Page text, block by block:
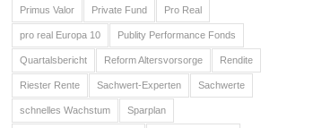
Primus Valor Private Fund Pro Real
pro real Europa 10 Publity Performance Fonds
Quartalsbericht Reform Altersvorsorge Rendite
Riester Rente Sachwert-Experten Sachwerte
schnelles Wachstum Sparplan